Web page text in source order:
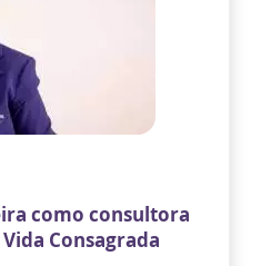
como consultora
Consagrada